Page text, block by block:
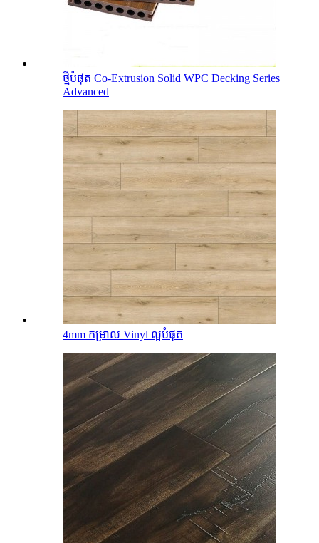
ថ្មីបំផុត Co-Extrusion Solid WPC Decking Series
Advanced
4mm កម្រាល Vinyl ល្អបំផុត